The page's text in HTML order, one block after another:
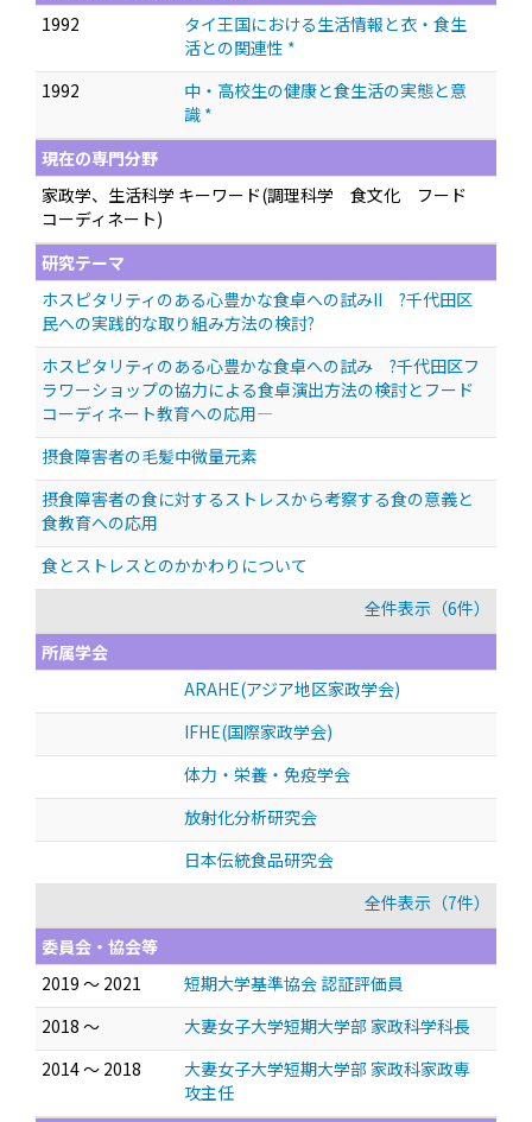
1992
タイ王国における生活情報と衣・食生
活との関連性 *
1992
中・高校生の健康と食生活の実態と意
識 *
現在の専門分野
家政学、生活科学 キーワード(調理科学 食文化 フード
コーディネート)
研究テーマ
ホスピタリティのある心豊かな食卓への試みII ?千代田区
民への実践的な取り組み方法の検討?
ホスピタリティのある心豊かな食卓への試み ?千代田区フ
ラワーショップの協力による食卓演出方法の検討とフード
コーディネート教育への応用—
摂食障害者の毛髪中微量元素
摂食障害者の食に対するストレスから考察する食の意義と
食教育への応用
食とストレスとのかかわりについて
全件表示（6件）
所属学会
ARAHE(アジア地区家政学会)
IFHE(国際家政学会)
体力・栄養・免疫学会
放射化分析研究会
日本伝統食品研究会
全件表示（7件）
委員会・協会等
2019 ～ 2021
短期大学基準協会 認証評価員
2018 ～
大妻女子大学短期大学部 家政科学科長
2014 ～ 2018
大妻女子大学短期大学部 家政科家政専
攻主任